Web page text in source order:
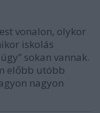
vonalon, olykor
iskolás
sokan vannak.
előbb utóbb
nagyon